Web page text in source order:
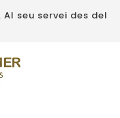
seu servei des del